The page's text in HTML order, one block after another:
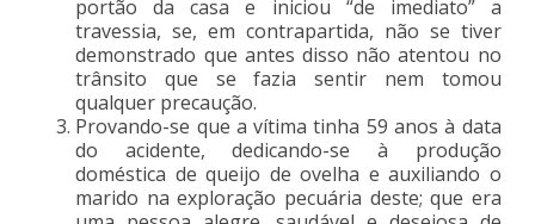
portão da casa e iniciou “de imediato” a
travessia, se, em contrapartida, não se tiver
demonstrado que antes disso não atentou no
trânsito que se fazia sentir nem tomou
qualquer precaução.
Provando-se que a vítima tinha 59 anos à data
do acidente, dedicando-se à produção
doméstica de queijo de ovelha e auxiliando o
marido na exploração pecuária deste; que era